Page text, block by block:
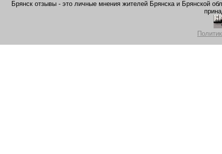
Брянск отзывы - это личные мнения жителей Брянска и Брянской